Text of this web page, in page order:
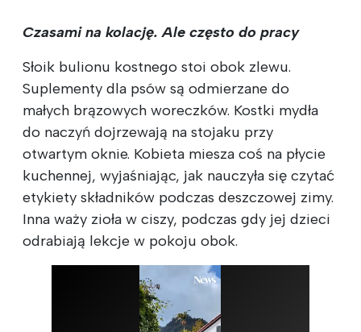
Czasami na kolację. Ale często do pracy
Słoik bulionu kostnego stoi obok zlewu.
Suplementy dla psów są odmierzane do
małych brązowych woreczków. Kostki mydła
do naczyń dojrzewają na stojaku przy
otwartym oknie. Kobieta miesza coś na płycie
kuchennej, wyjaśniając, jak nauczyła się czytać
etykiety składników podczas deszczowej zimy.
Inna waży zioła w ciszy, podczas gdy jej dzieci
odrabiają lekcje w pokoju obok.